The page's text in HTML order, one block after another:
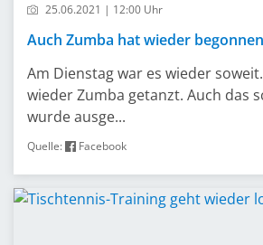
25.06.2021 | 12:00 Uhr
Auch Zumba hat wieder
Am Dienstag war es wieder
wieder Zumba getanzt. Auch das
wurde ausge...
Quelle: Facebook